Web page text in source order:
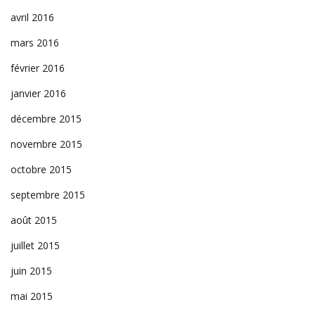
avril 2016
mars 2016
février 2016
janvier 2016
décembre 2015
novembre 2015
octobre 2015
septembre 2015
août 2015
juillet 2015
juin 2015
mai 2015